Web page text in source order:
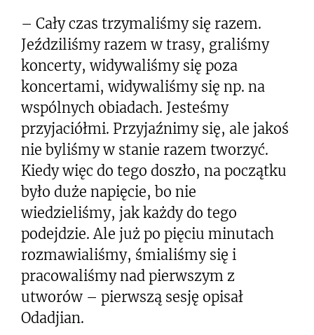
– Cały czas trzymaliśmy się razem.
Jeździliśmy razem w trasy, graliśmy
koncerty, widywaliśmy się poza
koncertami, widywaliśmy się np. na
wspólnych obiadach. Jesteśmy
przyjaciółmi. Przyjaźnimy się, ale jakoś
nie byliśmy w stanie razem tworzyć.
Kiedy więc do tego doszło, na początku
było duże napięcie, bo nie
wiedzieliśmy, jak każdy do tego
podejdzie. Ale już po pięciu minutach
rozmawialiśmy, śmialiśmy się i
pracowaliśmy nad pierwszym z
utworów – pierwszą sesję opisał
Odadjian.